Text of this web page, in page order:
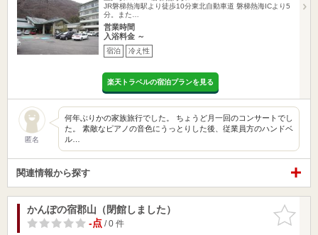
JR磐梯熱海駅より徒歩10分東北自動車道 磐梯熱海ICより5
分。また…
営業時間
入浴料金 ～
宿泊 冷え性
楽天トラベルの宿泊プランを見る
匿名
何年ぶりかの家族旅行でした。 ちょうど月一回のコンサートでし
た。 素敵なピアノの音色にうっとりした後、従業員方のハンドベ
ル…
関連情報から探す
お気に入
りに追加
かんぽの宿郡山（閉館しました）
-点/ 0 件